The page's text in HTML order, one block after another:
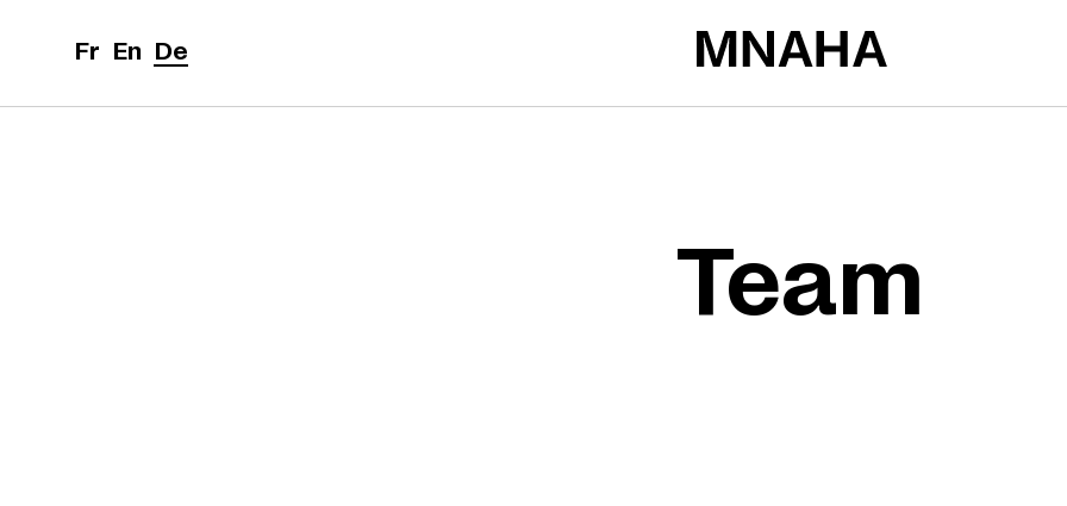
Fr En De
Team